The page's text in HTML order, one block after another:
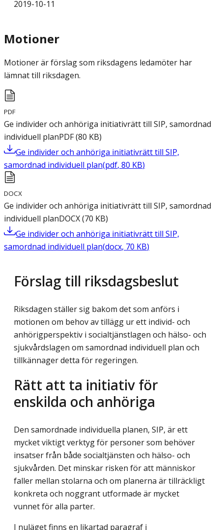
2019-10-11
Motioner
Motioner är förslag som riksdagens ledamöter har
lämnat till riksdagen.
PDF
Ge individer och anhöriga initiativrätt till SIP, samordnad
individuell planPDF(80 KB)
Ge individer och anhöriga initiativrätt till SIP,
samordnad individuell plan(pdf, 80 KB)
DOCX
Ge individer och anhöriga initiativrätt till SIP, samordnad
individuell planDOCX(70 KB)
Ge individer och anhöriga initiativrätt till SIP,
samordnad individuell plan(docx, 70 KB)
Förslag till riksdagsbeslut
Riksdagen ställer sig bakom det som anförs i
motionen om behov av tillägg ur ett individ- och
anhörigperspektiv i socialtjänstlagen och hälso- och
sjukvårdslagen om samordnad individuell plan och
tillkännager detta för regeringen.
Rätt att ta initiativ för
enskilda och anhöriga
Den samordnade individuella planen, SIP, är ett
mycket viktigt verktyg för personer som behöver
insatser från både socialtjänsten och hälso- och
sjukvården. Det minskar risken för att människor
faller mellan stolarna och om planerna är tillräckligt
konkreta och noggrant utformade är mycket
vunnet för alla parter.
I nuläget finns en likartad paragraf i